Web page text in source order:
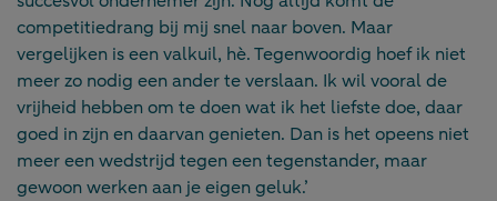
competitiedrang bij mij snel naar boven. Maar
vergelijken is een valkuil, hè. Tegenwoordig hoef ik niet
meer zo nodig een ander te verslaan. Ik wil vooral de
vrijheid hebben om te doen wat ik het liefste doe, daar
goed in zijn en daarvan genieten. Dan is het opeens niet
meer een wedstrijd tegen een tegenstander, maar
gewoon werken aan je eigen geluk.’